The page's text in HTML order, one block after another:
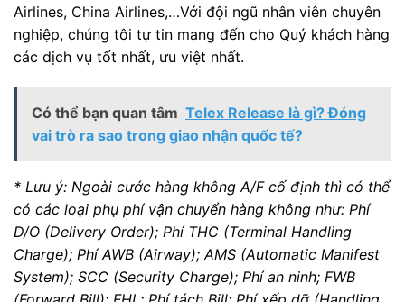
Airlines, China Airlines,…Với đội ngũ nhân viên chuyên
nghiệp, chúng tôi tự tin mang đến cho Quý khách hàng
các dịch vụ tốt nhất, ưu việt nhất.
Có thể bạn quan tâm Telex Release là gì? Đóng
vai trò ra sao trong giao nhận quốc tế?
* Lưu ý: Ngoài cước hàng không A/F cố định thì có thể
có các loại phụ phí vận chuyển hàng không như: Phí
D/O (Delivery Order); Phí THC (Terminal Handling
Charge); Phí AWB (Airway); AMS (Automatic Manifest
System); SCC (Security Charge); Phí an ninh; FWB